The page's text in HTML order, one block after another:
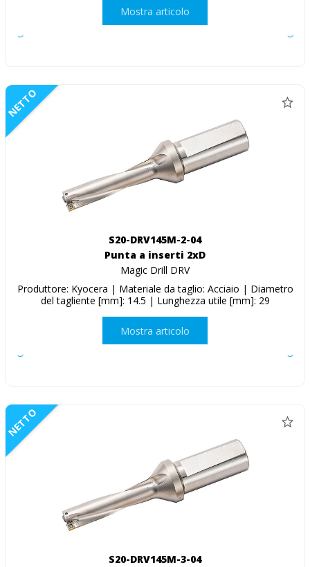
Mostra articolo
NETTO
S20-DRV145M-2-04
Punta a inserti 2xD
Magic Drill DRV
Produttore: Kyocera | Materiale da taglio: Acciaio | Diametro
del tagliente [mm]: 14.5 | Lunghezza utile [mm]: 29
Mostra articolo
NETTO
S20-DRV145M-3-04